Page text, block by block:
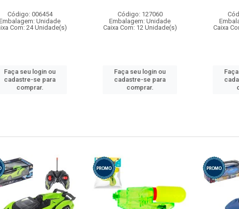
Código: 006454
Unidade
Com: 24 Unidade(s)
Faça seu login ou
cadastre-se para
comprar.
Código: 127060
Embalagem: Unidade
Caixa Com: 12 Unidade(s)
Faça seu login ou
cadastre-se para
comprar.
Caixa